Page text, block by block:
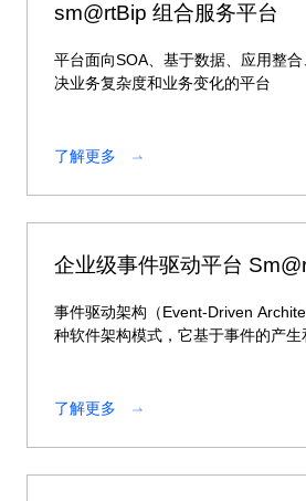
sm@rtBip 组合服务平台
平台面向SOA、基于数据、应用整
决业务复杂度和业务变化的平台
了解更多
企业级事件驱动平台
事件驱动架构（Event-Driven
种软件架构模式，它基于事件的产生
架构落地支撑平台，实现事件开发
等事件管控和治理能力
了解更多